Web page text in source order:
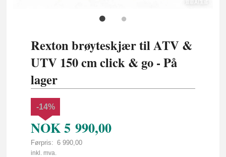
Rexton brøyteskjær til ATV &
UTV 150 cm click & go - På
lager
NOK5 990,00
Førpris: 6 990,00
Rabatt
-14%
inkl. mva.